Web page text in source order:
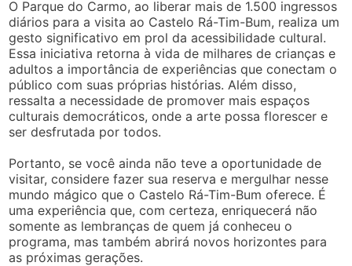
O Parque do Carmo, ao liberar mais de 1.500 ingressos
diários para a visita ao Castelo Rá-Tim-Bum, realiza um
gesto significativo em prol da acessibilidade cultural.
Essa iniciativa retorna à vida de milhares de crianças e
adultos a importância de experiências que conectam o
público com suas próprias histórias. Além disso,
ressalta a necessidade de promover mais espaços
culturais democráticos, onde a arte possa florescer e
ser desfrutada por todos.
Portanto, se você ainda não teve a oportunidade de
visitar, considere fazer sua reserva e mergulhar nesse
mundo mágico que o Castelo Rá-Tim-Bum oferece. É
uma experiência que, com certeza, enriquecerá não
somente as lembranças de quem já conheceu o
programa, mas também abrirá novos horizontes para
as próximas gerações.